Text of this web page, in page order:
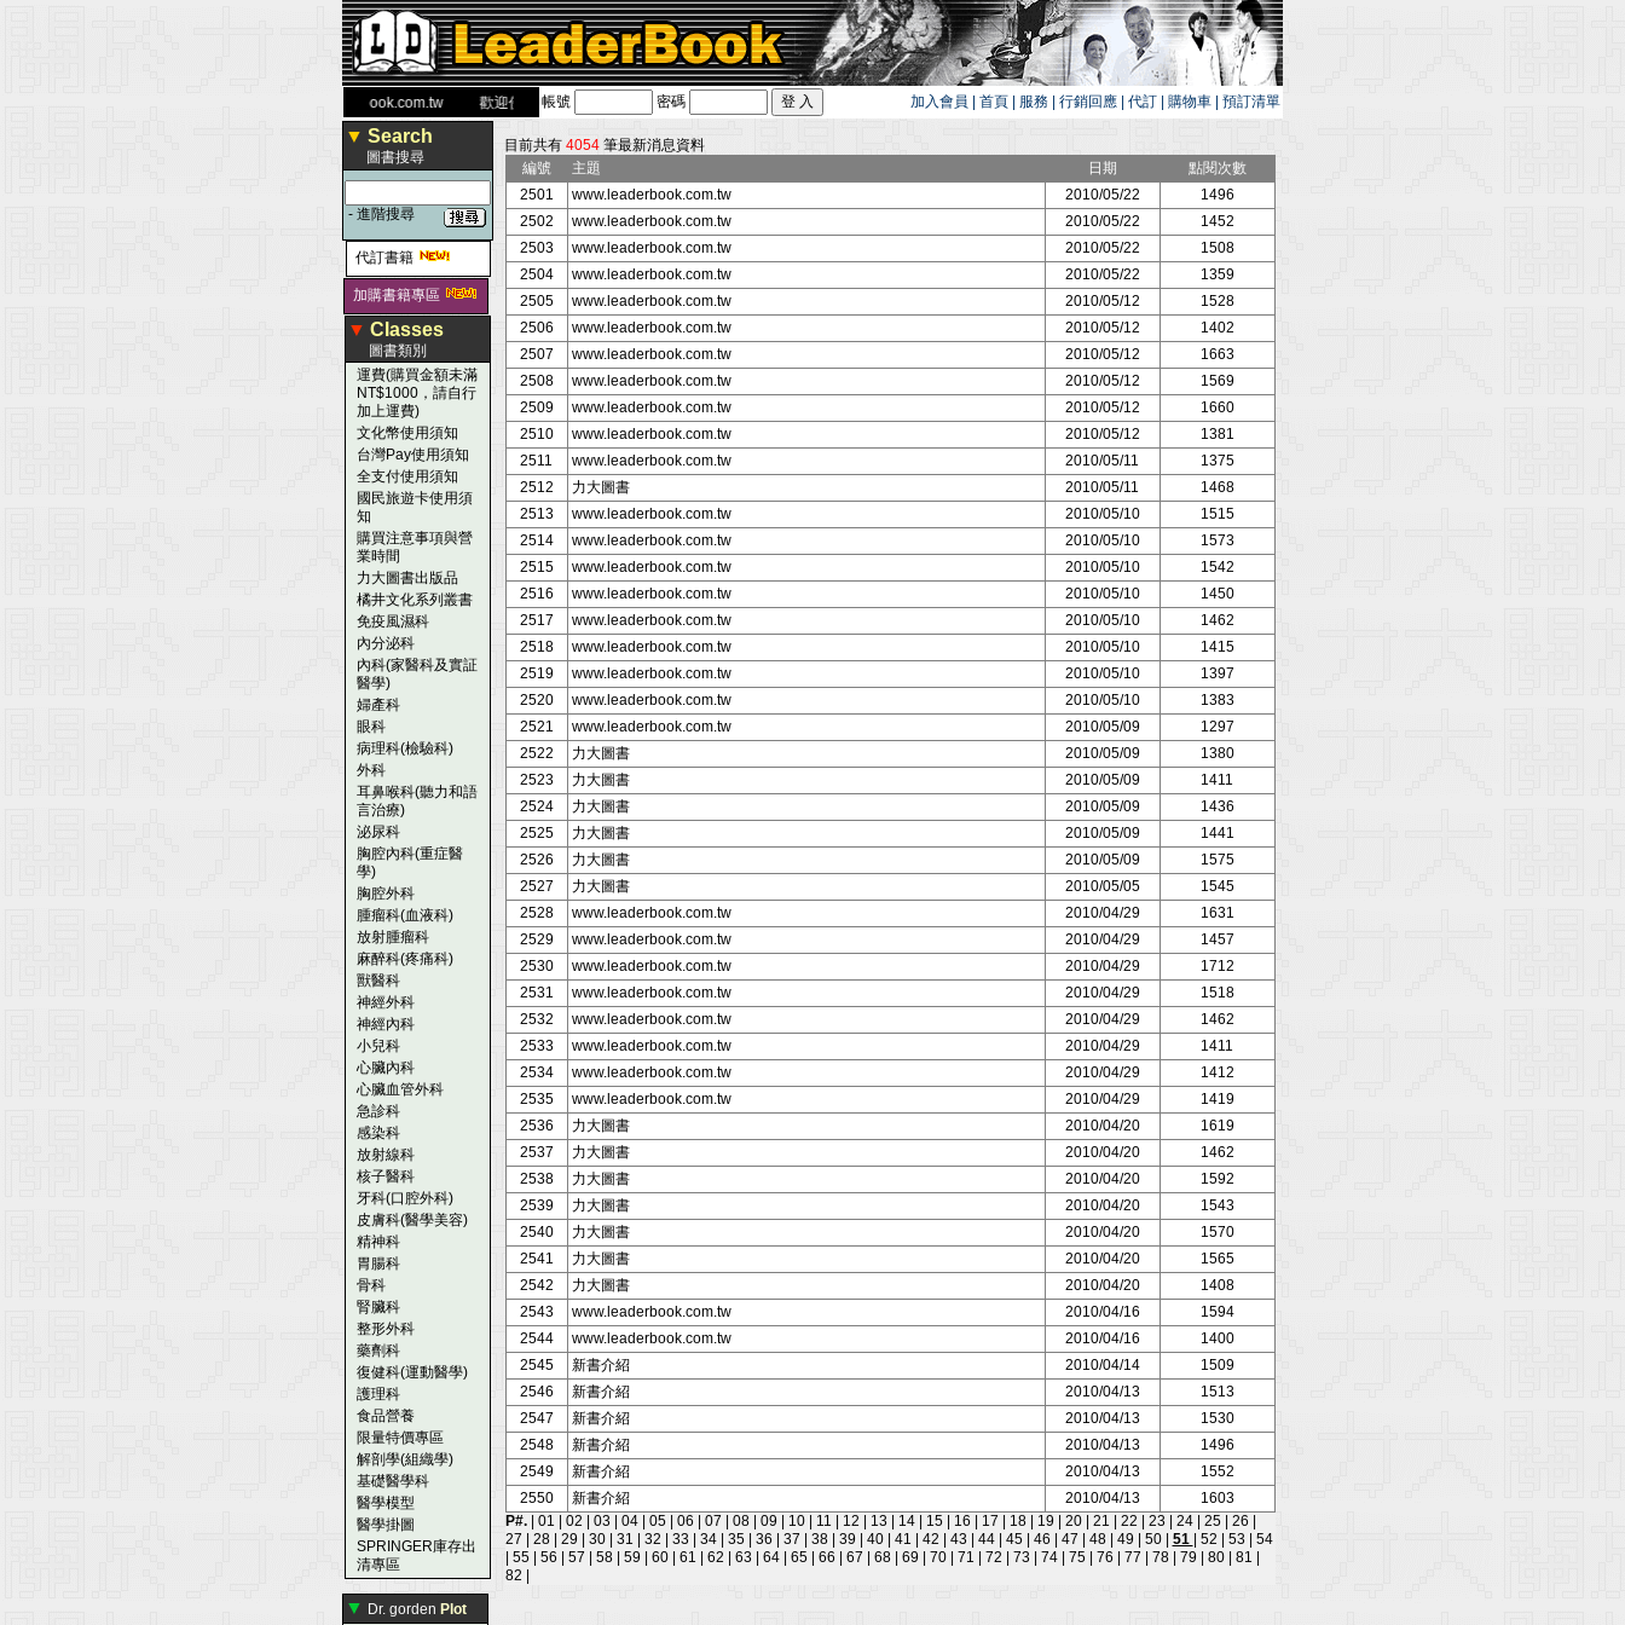
www.leaderbook.com.tw歡迎使用 國民旅遊卡！！
帳號 密碼 加入會員 首頁 服務 行銷回應 代訂 購物車 預訂清單
▼ Search
圖書搜尋
- 進階搜尋
代訂書籍
加購書籍專區
▼ Classes
圖書類別
運費(購買金額未滿
NT$1000，請自行
加上運費)
文化幣使用須知
台灣Pay使用須知
全支付使用須知
國民旅遊卡使用須
知
購買注意事項與營
業時間
力大圖書出版品
橘井文化系列叢書
免疫風濕科
內分泌科
內科(家醫科及實証
醫學)
婦產科
眼科
病理科(檢驗科)
外科
耳鼻喉科(聽力和語
言治療)
泌尿科
胸腔內科(重症醫
學)
胸腔外科
腫瘤科(血液科)
放射腫瘤科
麻醉科(疼痛科)
獸醫科
神經外科
神經內科
小兒科
心臟內科
心臟血管外科
急診科
感染科
放射線科
核子醫科
牙科(口腔外科)
皮膚科(醫學美容)
精神科
胃腸科
骨科
腎臟科
整形外科
藥劑科
復健科(運動醫學)
護理科
食品營養
限量特價專區
解剖學(組織學)
基礎醫學科
醫學模型
醫學掛圖
SPRINGER庫存出
清專區
▼ Dr. gorden Plot
目前共有 4054 筆最新消息資料
編號
主題 日期
點閱次數
2501
www.leaderbook.com.tw 2010/05/22
1496
2502
www.leaderbook.com.tw 2010/05/22
1452
2503
www.leaderbook.com.tw 2010/05/22
1508
2504
www.leaderbook.com.tw 2010/05/22
1359
2505
www.leaderbook.com.tw 2010/05/12
1528
2506
www.leaderbook.com.tw 2010/05/12
1402
2507
www.leaderbook.com.tw 2010/05/12
1663
2508
www.leaderbook.com.tw 2010/05/12
1569
2509
www.leaderbook.com.tw 2010/05/12
1660
2510
www.leaderbook.com.tw 2010/05/12
1381
2511
www.leaderbook.com.tw 2010/05/11
1375
2512
力大圖書 2010/05/11
1468
2513
www.leaderbook.com.tw 2010/05/10
1515
2514
www.leaderbook.com.tw 2010/05/10
1573
2515
www.leaderbook.com.tw 2010/05/10
1542
2516
www.leaderbook.com.tw 2010/05/10
1450
2517
www.leaderbook.com.tw 2010/05/10
1462
2518
www.leaderbook.com.tw 2010/05/10
1415
2519
www.leaderbook.com.tw 2010/05/10
1397
2520
www.leaderbook.com.tw 2010/05/10
1383
2521
www.leaderbook.com.tw 2010/05/09
1297
2522
力大圖書 2010/05/09
1380
2523
力大圖書 2010/05/09
1411
2524
力大圖書 2010/05/09
1436
2525
力大圖書 2010/05/09
1441
2526
力大圖書 2010/05/09
1575
2527
力大圖書 2010/05/05
1545
2528
www.leaderbook.com.tw 2010/04/29
1631
2529
www.leaderbook.com.tw 2010/04/29
1457
2530
www.leaderbook.com.tw 2010/04/29
1712
2531
www.leaderbook.com.tw 2010/04/29
1518
2532
www.leaderbook.com.tw 2010/04/29
1462
2533
www.leaderbook.com.tw 2010/04/29
1411
2534
www.leaderbook.com.tw 2010/04/29
1412
2535
www.leaderbook.com.tw 2010/04/29
1419
2536
力大圖書 2010/04/20
1619
2537
力大圖書 2010/04/20
1462
2538
力大圖書 2010/04/20
1592
2539
力大圖書 2010/04/20
1543
2540
力大圖書 2010/04/20
1570
2541
力大圖書 2010/04/20
1565
2542
力大圖書 2010/04/20
1408
2543
www.leaderbook.com.tw 2010/04/16
1594
2544
www.leaderbook.com.tw 2010/04/16
1400
2545
新書介紹 2010/04/14
1509
2546
新書介紹 2010/04/13
1513
2547
新書介紹 2010/04/13
1530
2548
新書介紹 2010/04/13
1496
2549
新書介紹 2010/04/13
1552
2550
新書介紹 2010/04/13
1603
P#.| 01 02 03 04 05 06 07 08 09 10 11 12 13 14 15 16 17 18 19 20 21 22 23 24 25 26
27
28 29 30 31 32 33 34 35 36 37 38 39 40 41 42 43 44 45 46 47 48 49 50 51 52 53
54
55 56 57 58 59 60 61 62 63 64 65 66 67 68 69 70 71 72 73 74 75 76 77 78 79 80 81
82